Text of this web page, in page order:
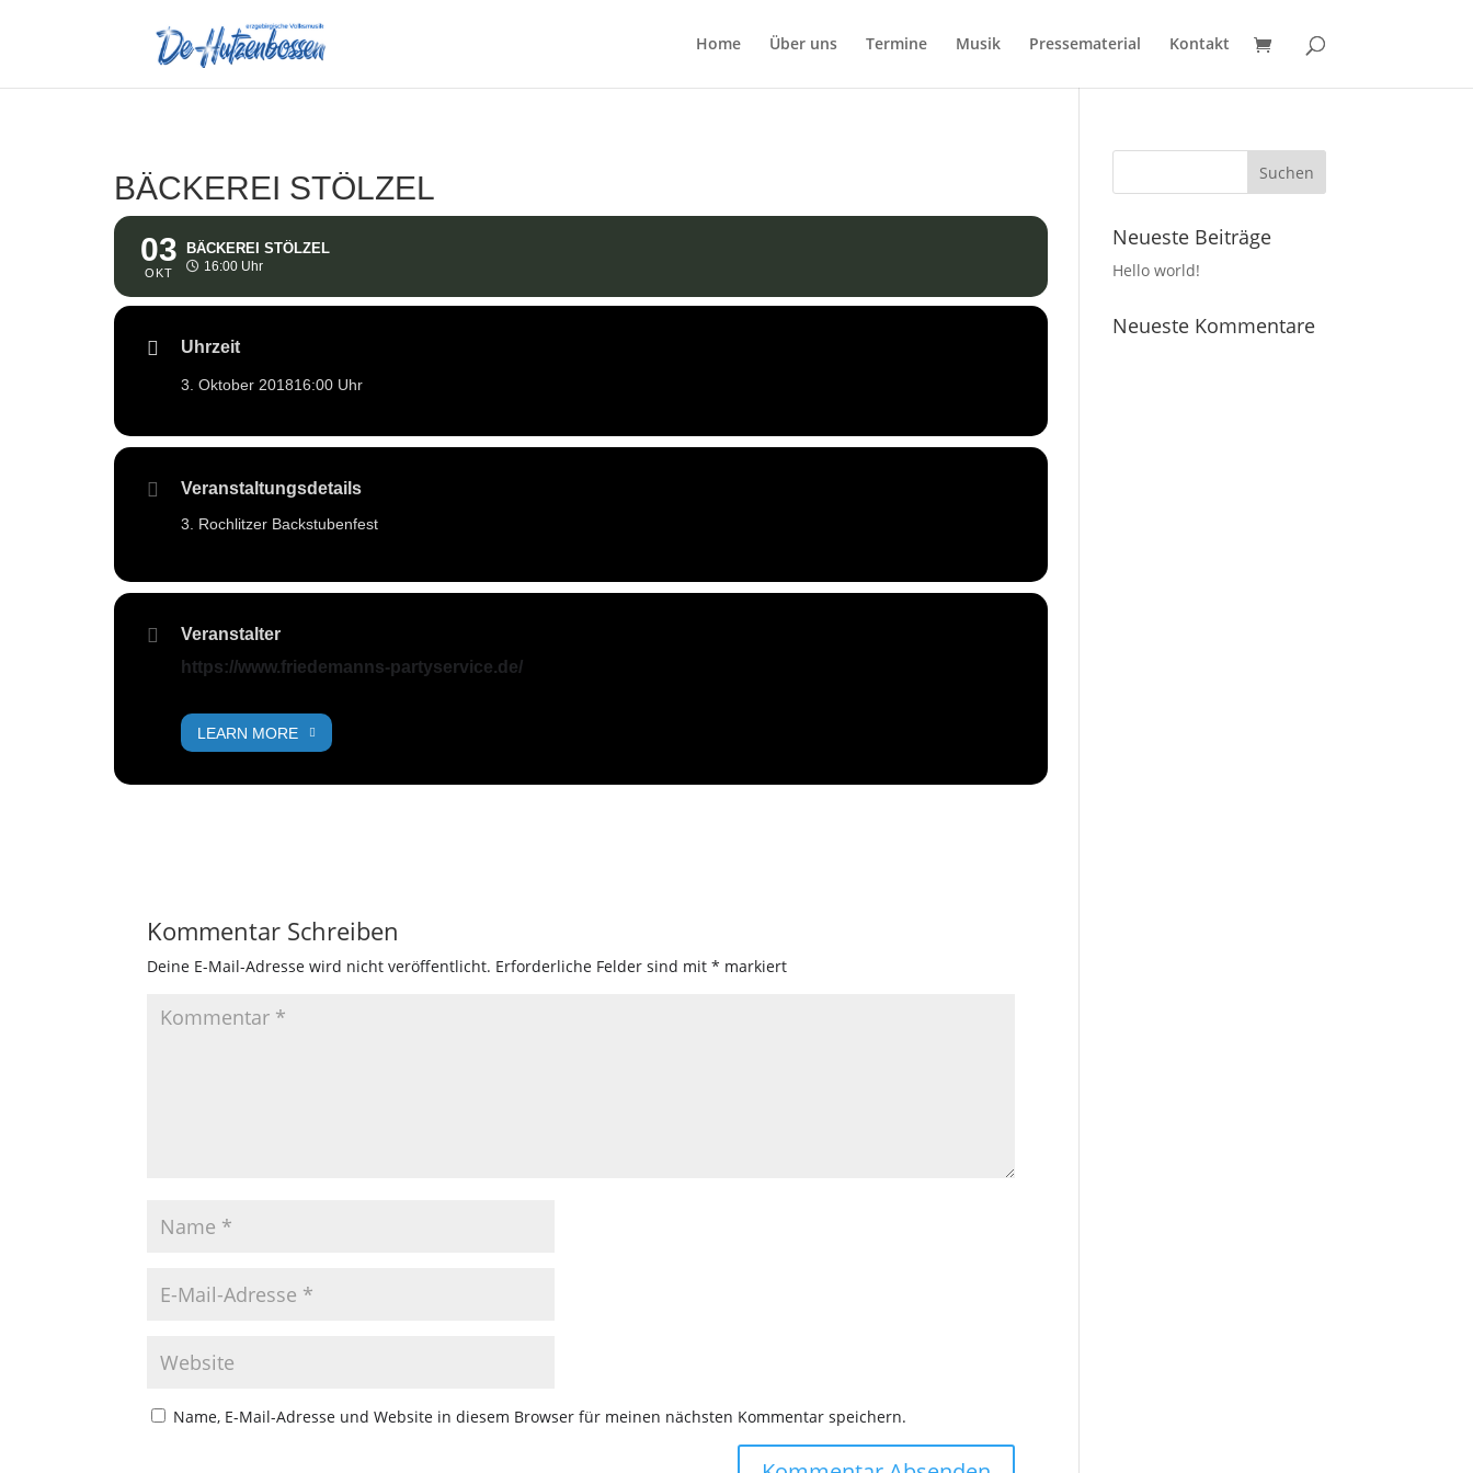
Home Über uns Termine Musik Pressematerial Kontakt
BÄCKEREI STÖLZEL
03
OKT
BÄCKEREI STÖLZEL
16:00 Uhr
Uhrzeit
3. Oktober 201816:00 Uhr
Veranstaltungsdetails
3. Rochlitzer Backstubenfest
Veranstalter
https://www.friedemanns-partyservice.de/
LEARN MORE
Kommentar Schreiben
Deine E-Mail-Adresse wird nicht veröffentlicht. Erforderliche Felder sind mit* markiert
Name, E-Mail-Adresse und Website in diesem Browser für meinen nächsten Kommentar speichern.
Neueste Beiträge
Hello world!
Neueste Kommentare